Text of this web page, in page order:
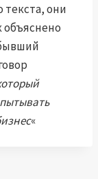
они
объяснено
«